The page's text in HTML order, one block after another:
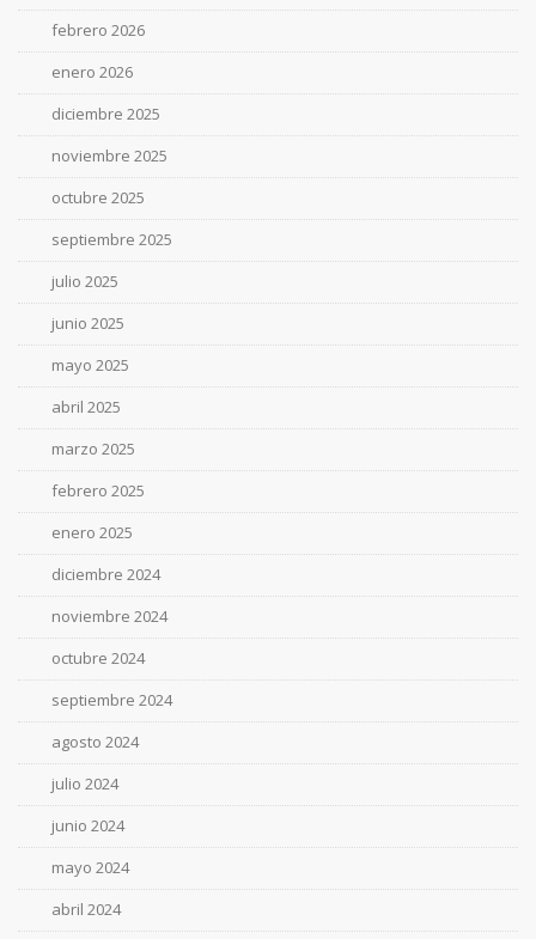
febrero 2026
enero 2026
diciembre 2025
noviembre 2025
octubre 2025
septiembre 2025
julio 2025
junio 2025
mayo 2025
abril 2025
marzo 2025
febrero 2025
enero 2025
diciembre 2024
noviembre 2024
octubre 2024
septiembre 2024
agosto 2024
julio 2024
junio 2024
mayo 2024
abril 2024